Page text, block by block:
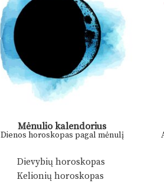
Mėnulio kalendorius
Dienos horoskopas pagal mėnulį
Dievybių horoskopas
Kelionių horoskopas